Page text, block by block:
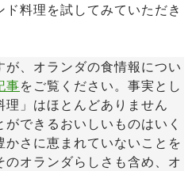
料理を試してみていただき
、オランダの食情報につい
事をご覧ください。事実とし
」はほとんどありません
できるおいしいものはいく
さに恵まれていないことを
オランダらしさも含め、オ